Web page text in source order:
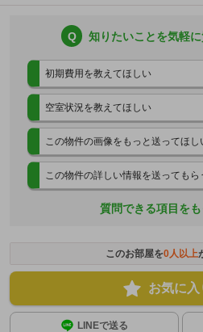
Q 知りたいことを気軽
初期費用を教えてほしい
空室状況を教えてほしい
この物件の画像をもっと送ってほし
この物件の詳しい情報を送ってもら
質問できる項目を
このお部屋を0人以上
お気に
LINEで送る